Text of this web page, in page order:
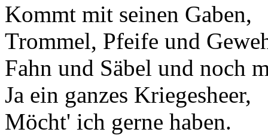
Kommt mit seinen Gaben,
Trommel, Pfeife und
Fahn und Säbel und noch
Ja ein ganzes Kriegesheer,
Möcht' ich gerne haben.